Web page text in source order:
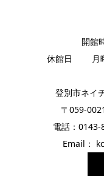
開館
休館日 月曜
登別市ネイ
〒059-
電話：
Email：